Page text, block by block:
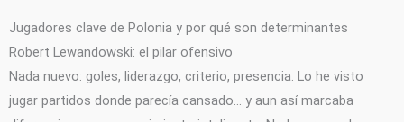
Jugadores clave de Polonia y por qué son determinantes
Robert Lewandowski: el pilar ofensivo
Nada nuevo: goles, liderazgo, criterio, presencia. Lo he visto
jugar partidos donde parecía cansado… y aun así marcaba